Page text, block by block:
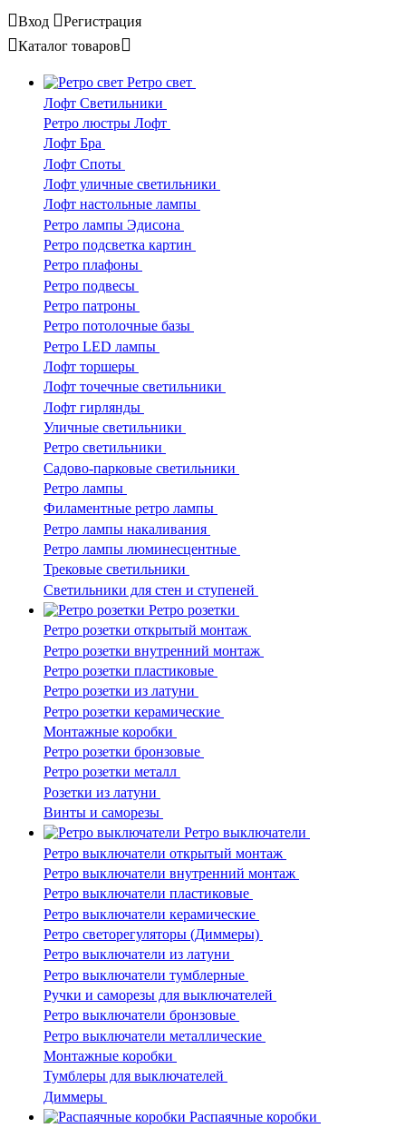
Вход
Регистрация
Каталог товаров
Ретро свет
Лофт Светильники
Ретро люстры Лофт
Лофт Бра
Лофт Споты
Лофт уличные светильники
Лофт настольные лампы
Ретро лампы Эдисона
Ретро подсветка картин
Ретро плафоны
Ретро подвесы
Ретро патроны
Ретро потолочные базы
Ретро LED лампы
Лофт торшеры
Лофт точечные светильники
Лофт гирлянды
Уличные светильники
Ретро светильники
Садово-парковые светильники
Ретро лампы
Филаментные ретро лампы
Ретро лампы накаливания
Ретро лампы люминесцентные
Трековые светильники
Светильники для стен и ступеней
Ретро розетки
Ретро розетки открытый монтаж
Ретро розетки внутренний монтаж
Ретро розетки пластиковые
Ретро розетки из латуни
Ретро розетки керамические
Монтажные коробки
Ретро розетки бронзовые
Ретро розетки металл
Розетки из латуни
Винты и саморезы
Ретро выключатели
Ретро выключатели открытый монтаж
Ретро выключатели внутренний монтаж
Ретро выключатели пластиковые
Ретро выключатели керамические
Ретро светорегуляторы (Диммеры)
Ретро выключатели из латуни
Ретро выключатели тумблерные
Ручки и саморезы для выключателей
Ретро выключатели бронзовые
Ретро выключатели металлические
Монтажные коробки
Тумблеры для выключателей
Диммеры
Распаячные коробки